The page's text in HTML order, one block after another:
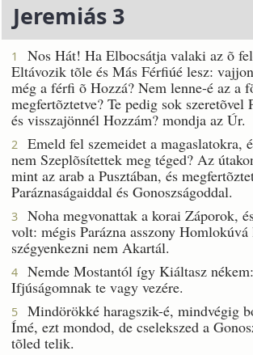
Jeremiás 3
1
Nos Hát! Ha Elbocsátja valaki az õ
Eltávozik tõle és Más Férfiúé lesz:
még a férfi õ Hozzá? Nem lenne-é az a
megfertõztetve? Te pedig sok szeretõvel
és visszajönnél Hozzám? mondja az Úr.
2
Emeld fel szemeidet a magaslatokra,
nem Szeplõsítettek meg téged? Az
mint az arab a Pusztában, és
Paráznaságaiddal és Gonoszságoddal.
3
Noha megvonattak a korai Záporok,
volt: mégis Parázna asszony
szégyenkezni nem Akartál.
4
Nemde Mostantól így Kiáltasz
Ifjúságomnak te vagy vezére.
5
Mindörökké haragszik-é, mindvégig
Ímé, ezt mondod, de cselekszed a
tõled telik.